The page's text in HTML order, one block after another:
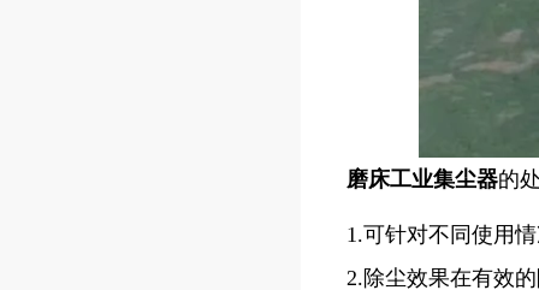
磨床工业集尘器的
1.可针对不同使用
2.除尘效果在有效